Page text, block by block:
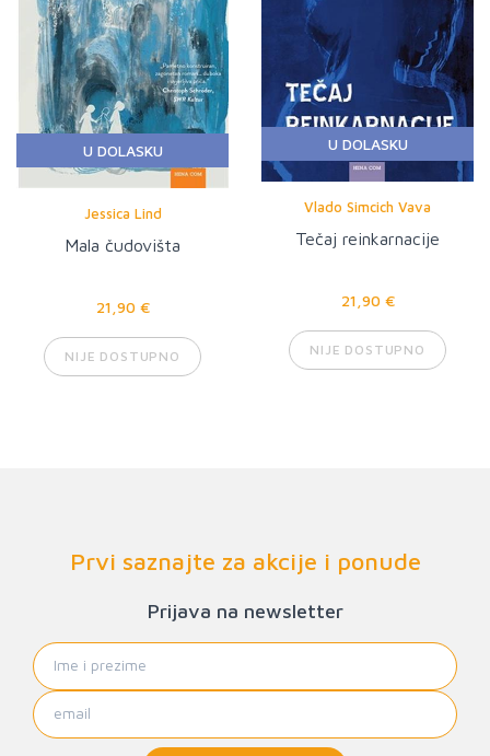
U DOLASKU
Jessica Lind
Mala čudovišta
21,90 €
NIJE DOSTUPNO
U DOLASKU
Vlado Simcich Vava
Tečaj reinkarnacije
21,90 €
NIJE DOSTUPNO
Prvi saznajte za akcije i ponude
Prijava na newsletter